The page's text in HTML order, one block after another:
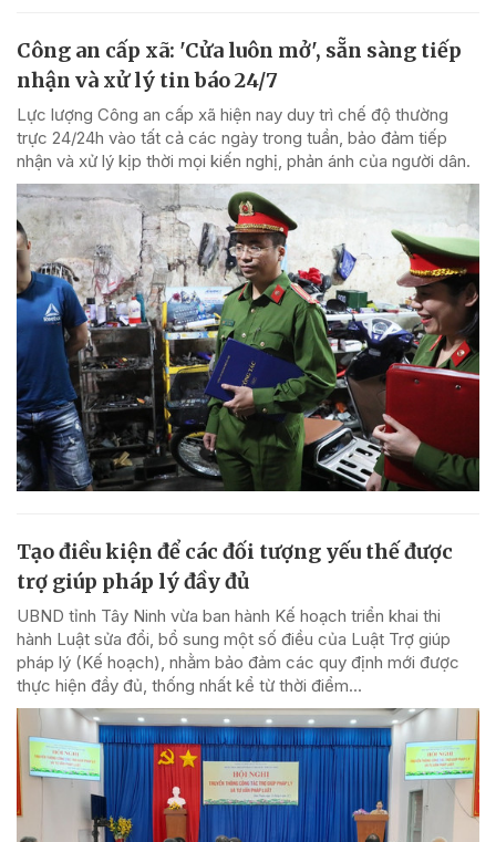
Công an cấp xã: 'Cửa luôn mở', sẵn sàng tiếp
nhận và xử lý tin báo 24/7
Lực lượng Công an cấp xã hiện nay duy trì chế độ thường
trực 24/24h vào tất cả các ngày trong tuần, bảo đảm tiếp
nhận và xử lý kịp thời mọi kiến nghị, phản ánh của người dân.
Tạo điều kiện để các đối tượng yếu thế được
trợ giúp pháp lý đầy đủ
UBND tỉnh Tây Ninh vừa ban hành Kế hoạch triển khai thi
hành Luật sửa đổi, bổ sung một số điều của Luật Trợ giúp
pháp lý (Kế hoạch), nhằm bảo đảm các quy định mới được
thực hiện đầy đủ, thống nhất kể từ thời điểm...